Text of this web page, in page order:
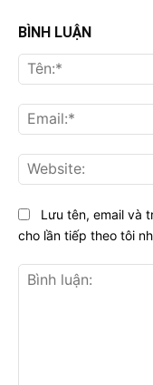
BÌNH LUẬN
Lưu tên, email và
cho lần tiếp theo tôi